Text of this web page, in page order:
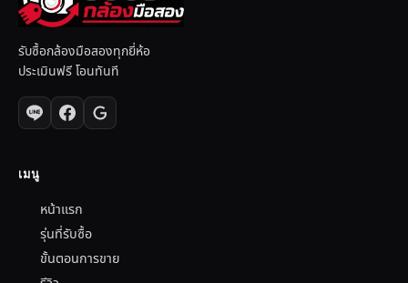
รับซื้อกล้องมือสองทุกยี่ห้อ
ประเมินฟรี โอนทันที
เมนู
หน้าแรก
รุ่นที่รับซื้อ
ขั้นตอนการขาย